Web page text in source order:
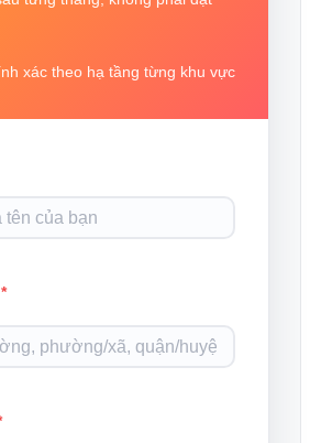
xác theo hạ tầng từng khu vực
*